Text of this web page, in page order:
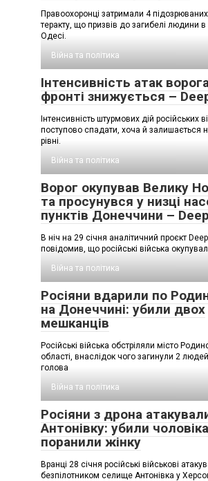
Правоохоронці затримали 4
теракту, що призвів до загибелі людини в
Одесі.
Війна та політика
Інтенсивність атак
фронті знижується –
Інтенсивність штурмових дій російських
поступово спадати, хоча й залишається
рівні.
Війна та політика
Ворог окупував Велику
та просунувся у низці
пунктів Донеччини –
В ніч на 29 січня аналітичний проєкт
повідомив, що російські війська
Війна та політика
Росіяни вдарили по
на Донеччині: убили двох
мешканців
Російські війська обстріляли місто
області, внаслідок чого загинули 2
голова
Війна та політика
Росіяни з дрона
Антонівку: убили чоловіка
поранили жінку
Вранці 28 січня російські військові
безпілотником селище Антонівка у